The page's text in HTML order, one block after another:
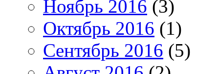
Ноябрь 2016 (3)
Октябрь 2016 (1)
Сентябрь 2016 (5)